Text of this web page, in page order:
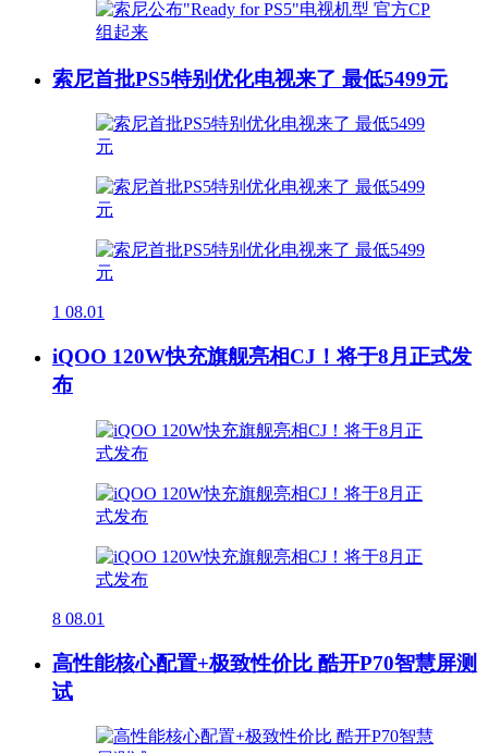
索尼首批PS5特别优化电视来了 最低5499元
1 08.01
iQOO 120W快充旗舰亮相CJ！将于8月正式发
布
8 08.01
高性能核心配置+极致性价比 酷开P70智慧屏测
试